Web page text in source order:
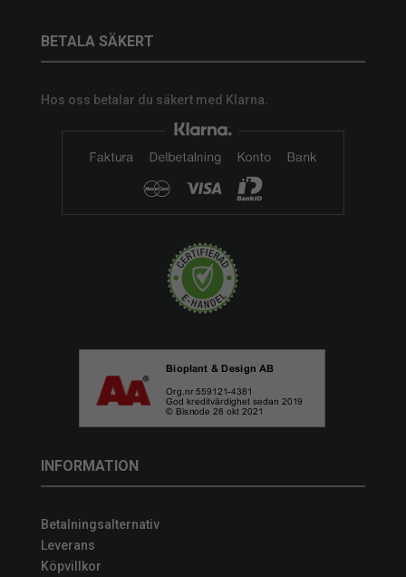
BETALA SÄKERT
Hos oss betalar du säkert med Klarna.
INFORMATION
Betalningsalternativ
Leverans
Köpvillkor